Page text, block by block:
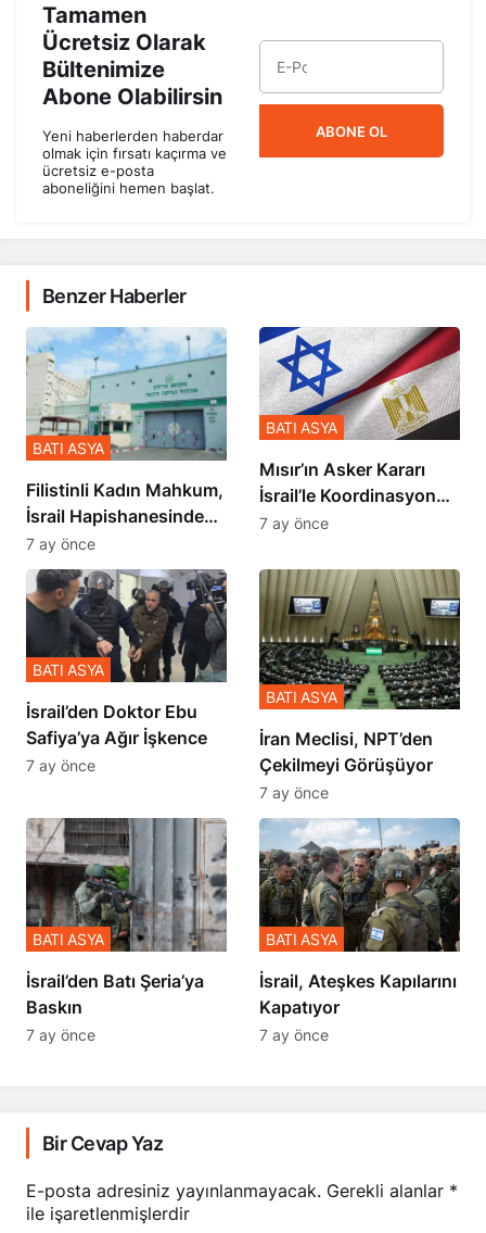
Tamamen
Ücretsiz Olarak
Bültenimize
Abone Olabilirsin
Yeni haberlerden haberdar
olmak için fırsatı kaçırma ve
ücretsiz e-posta
aboneliğini hemen başlat.
ABONE OL
Benzer Haberler
Filistinli Kadın Mahkum,
İsrail Hapishanesindeki
Zulmü Anlattı
BATI ASYA
7 ay önce
Mısır’ın Asker Kararı
İsrail’le Koordinasyon
İçinde Gerçekleşmiş
BATI ASYA
7 ay önce
İsrail’den Doktor Ebu
Safiya’ya Ağır İşkence
BATI ASYA
7 ay önce
İran Meclisi, NPT’den
Çekilmeyi Görüşüyor
BATI ASYA
7 ay önce
​​​​​​​İsrail’den Batı Şeria’ya
Baskın
BATI ASYA
7 ay önce
İsrail, Ateşkes Kapılarını
Kapatıyor
BATI ASYA
7 ay önce
Bir Cevap Yaz
E-posta adresiniz yayınlanmayacak. Gerekli alanlar *
ile işaretlenmişlerdir